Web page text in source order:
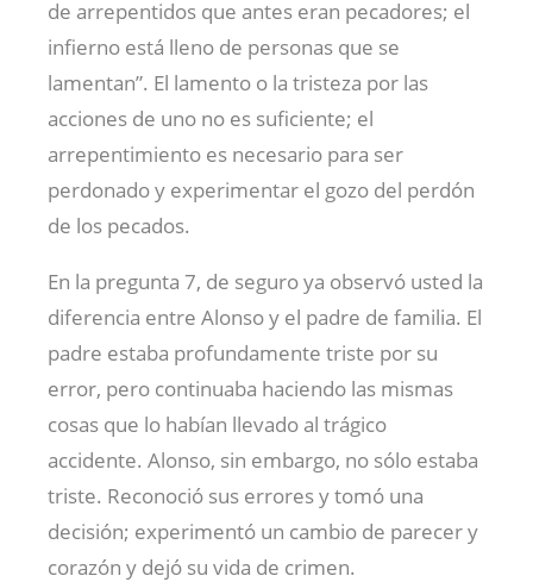
de arrepentidos que antes eran pecadores; el
infierno está lleno de personas que se
lamentan”. El lamento o la tristeza por las
acciones de uno no es suficiente; el
arrepentimiento es necesario para ser
perdonado y experimentar el gozo del perdón
de los pecados.
En la pregunta 7, de seguro ya observó usted la
diferencia entre Alonso y el padre de familia. El
padre estaba profundamente triste por su
error, pero continuaba haciendo las mismas
cosas que lo habían llevado al trágico
accidente. Alonso, sin embargo, no sólo estaba
triste. Reconoció sus errores y tomó una
decisión; experimentó un cambio de parecer y
corazón y dejó su vida de crimen.